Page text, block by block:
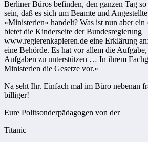
Berliner Büros befinden, den ganzen Tag
sein, daß es sich um Beamte und
»Ministerien« handelt? Was ist nun aber
bietet die Kinderseite der Bundesregierung
www.regierenkapieren.de eine Erklärung
eine Behörde. Es hat vor allem die
Aufgaben zu unterstützen … In ihrem
Ministerien die Gesetze vor.«
Na seht Ihr. Einfach mal im Büro nebenan
billiger!
Eure Politsonderpädagogen von der
Titanic